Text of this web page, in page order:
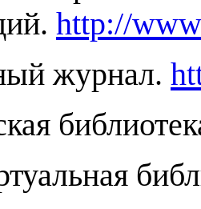
http://
журнал.